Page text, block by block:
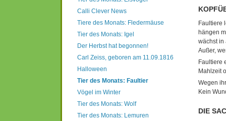
Calli Clever News
Tiere des Monats: Fledermäuse
Tier des Monats: Igel
Der Herbst hat begonnen!
Carl Zeiss, geboren am 11.09.1816
Halloween
Tier des Monats: Faultier
Vögel im Winter
Tier des Monats: Wolf
Tier des Monats: Lemuren
Faultiere
hängen
wächst in
Außer,
Faultiere
Mahlzeit
Wegen
Kein
DIE